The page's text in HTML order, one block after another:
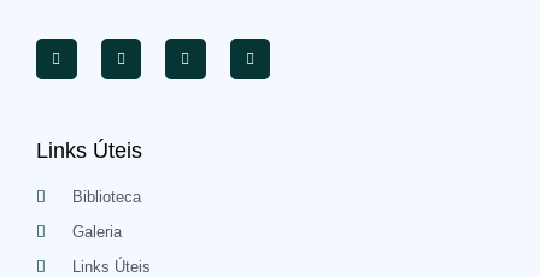
Links Úteis
Biblioteca
Galeria
Links Úteis